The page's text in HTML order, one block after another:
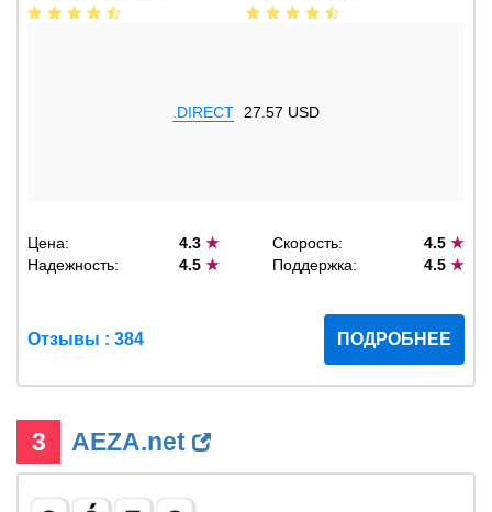
.DIRECT 27.57 USD
Цена: 4.3★ Скорость: 4.5 ★
Надежность:
4.5★ Поддержка: 4.5 ★
Отзывы : 384 ПОДРОБНЕЕ
3 AEZA.net